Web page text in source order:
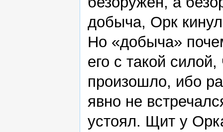
добыча, Орк
Но «добыча»
его с такой
произошло, ибо
явно не
устоял. Щит у